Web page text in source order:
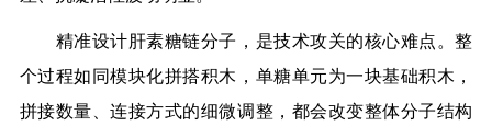
精准设计肝素糖链分子，是技术攻关的核心难点。整
个过程如同模块化拼搭积木，单糖单元为一块基础积木，
拼接数量、连接方式的细微调整，都会改变整体分子结构